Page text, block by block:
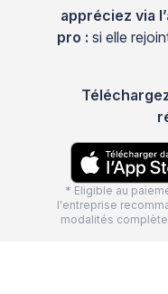
appréciez via
pro : si elle
* Eligible au
l'entreprise
modalités